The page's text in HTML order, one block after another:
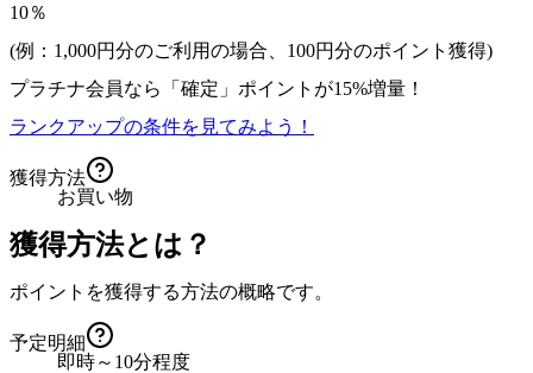
10％
(例：1,000円分のご利用の場合、 100円分のポイント獲得)
プラチナ会員なら
「確定」 ポイントが15%増量！
ランクアップの条件を見てみよう！
獲得方法
お買い物
獲得方法とは？
ポイントを獲得する方法の概略です。
予定明細
即時～10分程度